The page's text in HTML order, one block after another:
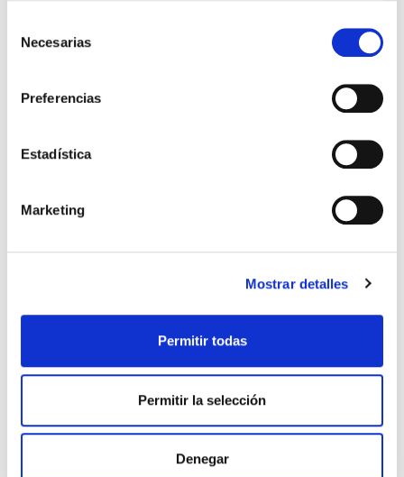
Necesarias
Preferencias
Estadística
Marketing
Mostrar detalles
Permitir todas
Permitir la selección
Denegar
ginecología en Alicante
Si eres mamá, o quieres serlo, accuna es tu clínica.
Te acompañamos en todas las etapas de la vida
SALUD GINECOLÓGICA